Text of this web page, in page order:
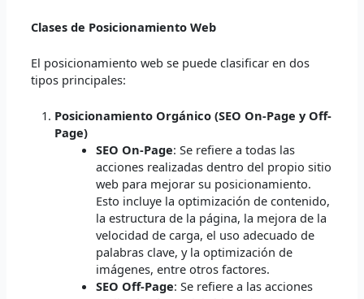
Clases de Posicionamiento Web
El posicionamiento web se puede clasificar en dos
tipos principales:
Posicionamiento Orgánico (SEO On-Page y Off-
Page)
SEO On-Page: Se refiere a todas las
acciones realizadas dentro del propio sitio
web para mejorar su posicionamiento.
Esto incluye la optimización de contenido,
la estructura de la página, la mejora de la
velocidad de carga, el uso adecuado de
palabras clave, y la optimización de
imágenes, entre otros factores.
SEO Off-Page: Se refiere a las acciones